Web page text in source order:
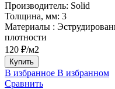
Производитель: Solid
Толщина, мм: 3
Материалы :
плотности
120 ₽/м2
Купить
В избранное В избранном
Сравнить